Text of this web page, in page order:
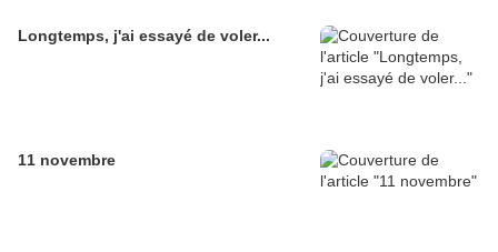
Longtemps, j'ai essayé de voler...
11 novembre